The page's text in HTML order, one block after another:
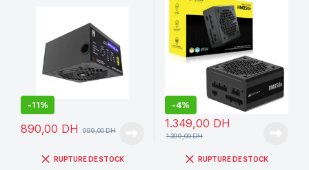
-11%
890,00 DH 999,00DH
RUPTURE DE STOCK
-4%
1.349,00 DH
1.399,00DH
RUPTURE DE STOCK